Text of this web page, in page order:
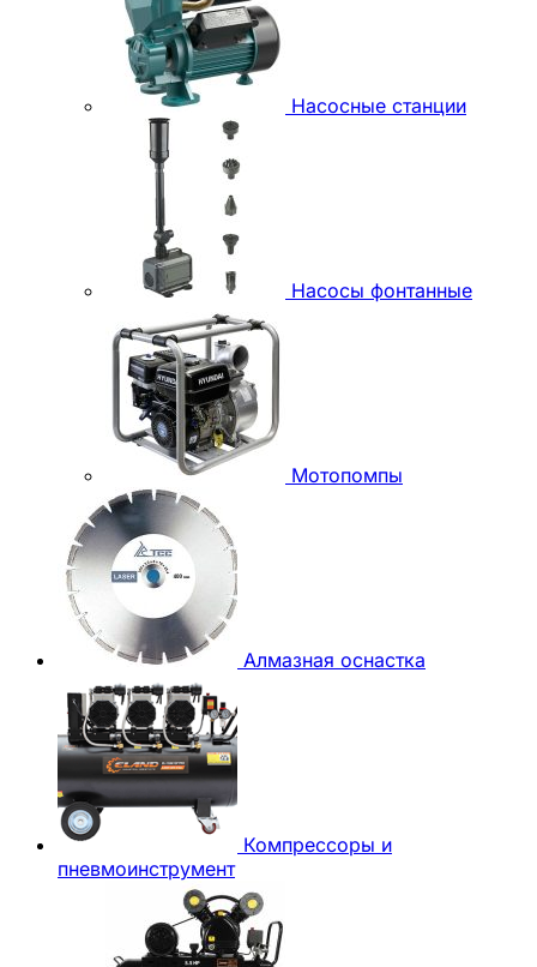
Насосные станции
Насосы фонтанные
Мотопомпы
Алмазная оснастка
Компрессоры и
пневмоинструмент